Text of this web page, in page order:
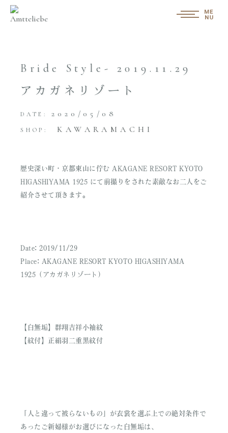
Bride Style- 2019.11.29
アカガネリゾート
DATE: 2020/05/08
SHOP: KAWARAMACHI
歴史深い町・京都東山に佇む AKAGANE RESORT KYOTO
HIGASHIYAMA 1925 にて前撮りをされた素敵なお二人をご
紹介させて頂きます。
Date: 2019/11/29
Place: AKAGANE RESORT KYOTO HIGASHIYAMA
1925（アカガネリゾート）
【白無垢】群翔吉祥小袖紋
【紋付】正絹羽二重黒紋付
「人と違って被らないもの」が衣裳を選ぶ上での絶対条件で
あったご新婦様がお選びになった白無垢は、